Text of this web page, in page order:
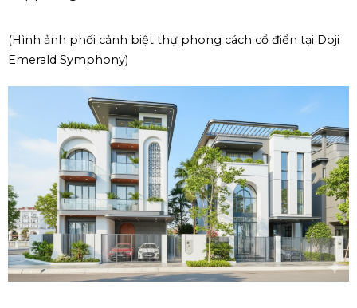
(Hình ảnh phối cảnh biệt thự phong cách cổ điển tại Doji
Emerald Symphony)